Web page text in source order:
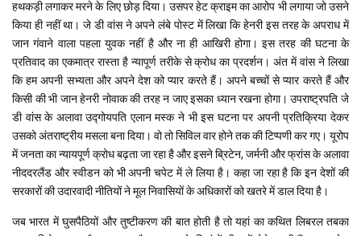
हथकड़ी लगाकर मरने के लिए छोड़ दिया। उसपर हेट क्राइम का आरोप भी लगाया जो उसने
किया ही नहीं था। जे डी वांस ने अपने लंबे पोस्ट में लिखा कि हेनरी इस तरह के अपराध में
जान गंवाने वाला पहला युवक नहीं है और ना ही आखिरी होगा। इस तरह की घटना के
प्रतिवाद का एकमात्र रास्ता है न्यापूर्ण तरीके से क्रोध का प्रदर्शन। अंत में वांस ने लिखा
कि हम अपनी सभ्यता और अपने देश को प्यार करते हैं। अपने बच्चों से प्यार करते हैं और
किसी की भी जान हेनरी नोवाक की तरह न जाए इसका ध्यान रखना होगा। उपराष्ट्रपति जे
डी वांस के अलावा उद्गोयपति एलान मस्क ने भी इस घटना पर अपनी प्रतिक्रिया देकर
उसको अंतराष्ट्रीय मसला बना दिया। वो तो सिविल वार होने तक की टिप्पणी कर गए। यूरोप
में जनता का न्यायपूर्ण क्रोध बढ़ता जा रहा है और इसने ब्रिटेन, जर्मनी और फ्रांस के अलावा
नीददरलैंड और स्वीडन को भी अपनी चपेट में ले लिया है। कहा जा रहा है कि इन देशों की
सरकारों की उदारवादी नीतियों ने मूल निवासियों के अधिकारों को खतरे में डाल दिया है।
जब भारत में घुसपैठियों और तुष्टीकरण की बात होती है तो यहां का कथित लिबरल तबका